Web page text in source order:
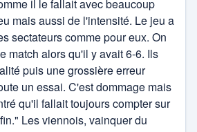
il le fallait avec beaucoup
mais aussi de l'intensité. Le jeu a
sectateurs comme pour eux. On
match alors qu'il y avait 6-6. Ils
puis une grossière erreur
un essai. C'est dommage mais
qu'il fallait toujours compter sur
Les viennois, vainquer du